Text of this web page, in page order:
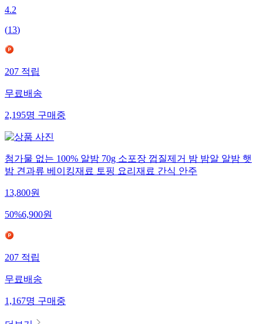
4.2
(13)
207적립
무료배송
2,195명구매중
첨가물 없는 100% 알밤 70g 소포장 껍질제거 밤 밤알 알밤 햇
밤 견과류 베이킹재료 토핑 요리재료 간식 안주
13,800원
50%6,900원
207적립
무료배송
1,167명구매중